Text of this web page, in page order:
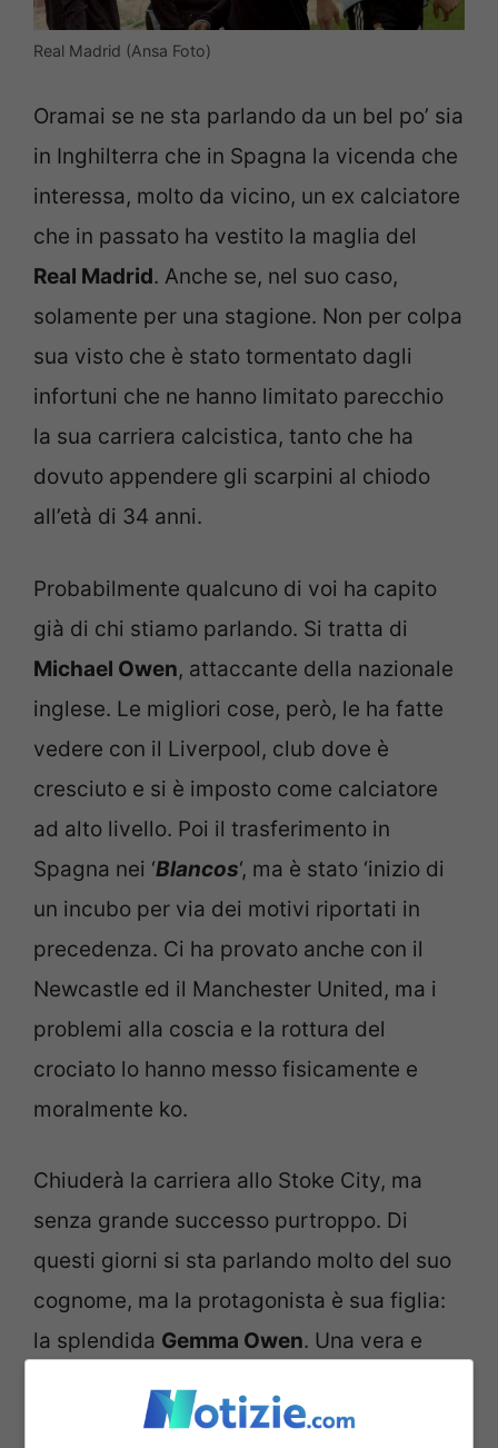
Real Madrid (Ansa Foto)
Oramai se ne sta parlando da un bel po’ sia
in Inghilterra che in Spagna la vicenda che
interessa, molto da vicino, un ex calciatore
che in passato ha vestito la maglia del
Real Madrid. Anche se, nel suo caso,
solamente per una stagione. Non per colpa
sua visto che è stato tormentato dagli
infortuni che ne hanno limitato parecchio
la sua carriera calcistica, tanto che ha
dovuto appendere gli scarpini al chiodo
all’età di 34 anni.
Probabilmente qualcuno di voi ha capito
già di chi stiamo parlando. Si tratta di
Michael Owen, attaccante della nazionale
inglese. Le migliori cose, però, le ha fatte
vedere con il Liverpool, club dove è
cresciuto e si è imposto come calciatore
ad alto livello. Poi il trasferimento in
Spagna nei ‘Blancos‘, ma è stato ‘inizio di
un incubo per via dei motivi riportati in
precedenza. Ci ha provato anche con il
Newcastle ed il Manchester United, ma i
problemi alla coscia e la rottura del
crociato lo hanno messo fisicamente e
moralmente ko.
Chiuderà la carriera allo Stoke City, ma
senza grande successo purtroppo. Di
questi giorni si sta parlando molto del suo
cognome, ma la protagonista è sua figlia:
la splendida Gemma Owen. Una vera e
vicenda che la riguarda è molto seria visto